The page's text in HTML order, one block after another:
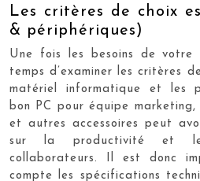
Les critères de choix
& périphériques)
Une fois les besoins de
temps d’examiner les critères
matériel informatique et les
bon PC pour équipe marketing,
et autres accessoires peut
sur la productivité et
collaborateurs. Il est donc
compte les spécifications